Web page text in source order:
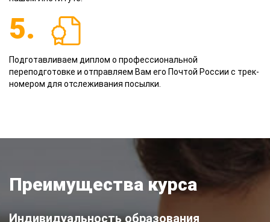
5.
Подготавливаем диплом о профессиональной
переподготовке и отправляем Вам его Почтой России с трек-
номером для отслеживания посылки.
Преимущества курса
Индивидуальность образования